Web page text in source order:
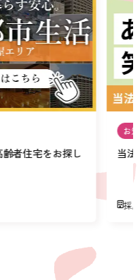
者住宅をお探し
お
当
採